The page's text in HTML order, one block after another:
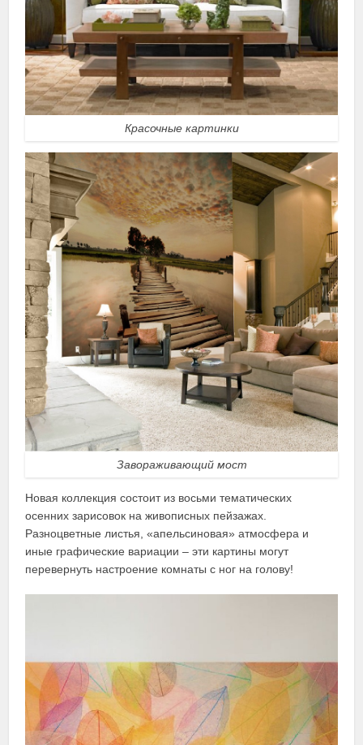
Красочные картинки
Завораживающий мост
Новая коллекция состоит из восьми тематических
осенних зарисовок на живописных пейзажах.
Разноцветные листья, «апельсиновая» атмосфера и
иные графические вариации – эти картины могут
перевернуть настроение комнаты с ног на голову!